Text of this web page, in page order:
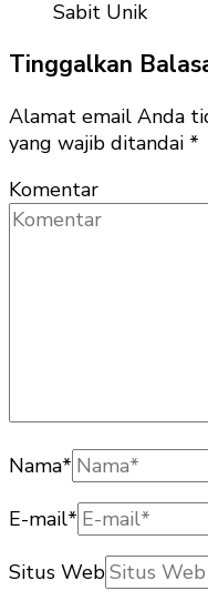
Tinggalkan
Alamat email Anda
yang wajib ditandai *
Komentar
Nama*
E-mail*
Situs Web